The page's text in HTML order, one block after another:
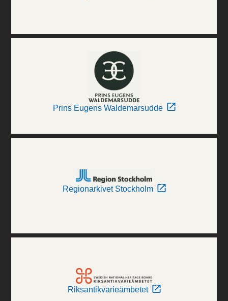
Prins Eugens Waldemarsudde
Regionarkivet Stockholm
Riksantikvarieämbetet